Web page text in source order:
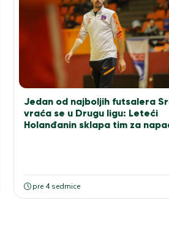
Jedan od najboljih futsalera
vraća se u Drugu ligu: Leteći
Holanđanin sklapa tim za
pre 4 sedmice